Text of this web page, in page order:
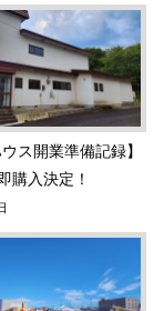
ウス開業準備記録】
購入決定！